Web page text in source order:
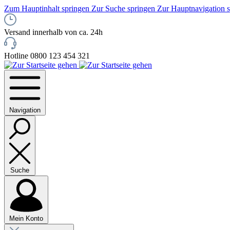
Zum Hauptinhalt springen Zur Suche springen Zur Hauptnavigation
Versand innerhalb von ca. 24h
Hotline 0800 123 454 321
Navigation
Suche
Mein Konto